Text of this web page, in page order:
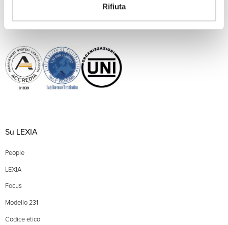
Rifiuta
INNOVATION
Su LEXIA
People
LEXIA
Focus
Modello 231
Codice etico